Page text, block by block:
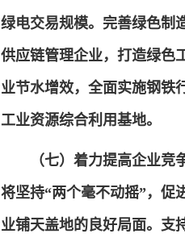
绿电交易规模。完善绿色制
供应链管理企业，打造绿色
业节水增效，全面实施钢铁
工业资源综合利用基地。
（七）着力提高企业
将坚持“两个毫不动摇”，促
业铺天盖地的良好局面。支